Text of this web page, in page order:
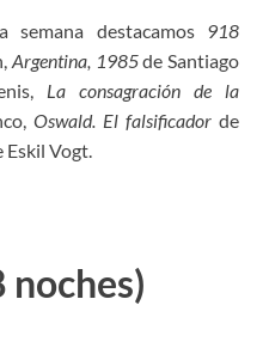
destacamos 918
Argentina, 1985de Santiago
La consagración de la
Oswald. El falsificador de
Eskil Vogt.
noches)